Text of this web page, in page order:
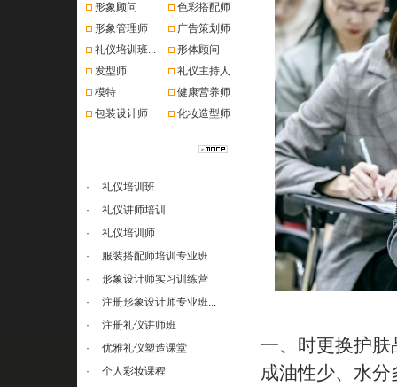
形象顾问
色彩搭配师
形象管理师
广告策划师
礼仪培训班...
形体顾问
发型师
礼仪主持人
模特
健康营养师
包装设计师
化妆造型师
·
礼仪培训班
·
礼仪讲师培训
·
礼仪培训师
·
服装搭配师培训专业班
·
形象设计师实习训练营
·
注册形象设计师专业班...
·
注册礼仪讲师班
·
优雅礼仪塑造课堂
·
个人彩妆课程
一、时更换护肤
成油性少、水